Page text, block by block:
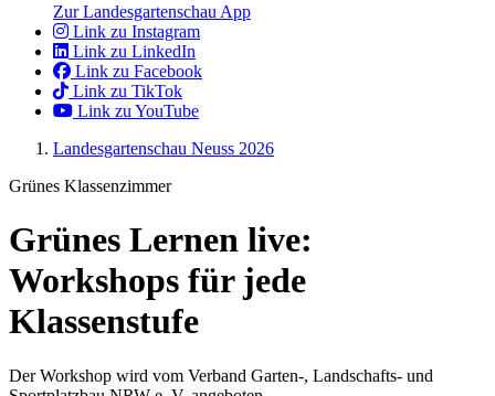
Zur Landesgartenschau App
Link zu Instagram
Link zu LinkedIn
Link zu Facebook
Link zu TikTok
Link zu YouTube
Landesgartenschau Neuss 2026
Grünes Klassenzimmer
Grünes Lernen live:
Workshops für jede
Klassenstufe
Der Workshop wird vom Verband Garten-, Landschafts- und